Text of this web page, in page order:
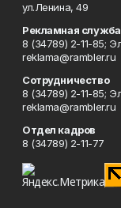
ул.Ленина, 49
Рекламная служба
8 (34789) 2-11-85;
reklama@rambler.ru
Сотрудничество
8 (34789) 2-11-85;
reklama@rambler.ru
Отдел кадров
8 (34789) 2-11-77